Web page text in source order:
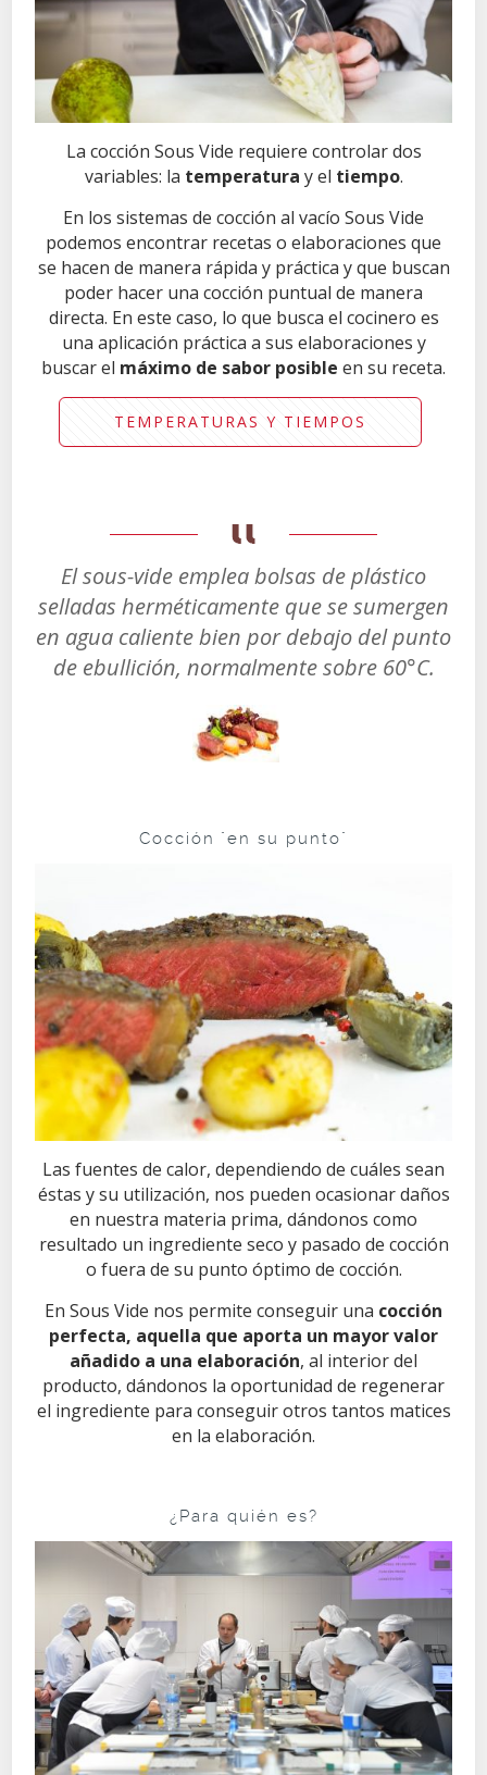
La cocción Sous Vide requiere controlar dos
variables: la temperatura y el tiempo.
En los sistemas de cocción al vacío Sous Vide
podemos encontrar recetas o elaboraciones que
se hacen de manera rápida y práctica y que buscan
poder hacer una cocción puntual de manera
directa. En este caso, lo que busca el cocinero es
una aplicación práctica a sus elaboraciones y
buscar el máximo de sabor posible en su receta.
TEMPERATURAS Y TIEMPOS
El sous-vide emplea bolsas de plástico
selladas herméticamente que se sumergen
en agua caliente bien por debajo del punto
de ebullición, normalmente sobre 60°C.
Cocción "en su punto"
Las fuentes de calor, dependiendo de cuáles sean
éstas y su utilización, nos pueden ocasionar daños
en nuestra materia prima, dándonos como
resultado un ingrediente seco y pasado de cocción
o fuera de su punto óptimo de cocción.
En Sous Vide nos permite conseguir una cocción
perfecta, aquella que aporta un mayor valor
añadido a una elaboración, al interior del
producto, dándonos la oportunidad de regenerar
el ingrediente para conseguir otros tantos matices
en la elaboración.
¿Para quién es?